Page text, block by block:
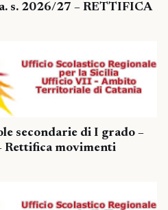
s. 2026/27 – RETTIFICA
secondarie di I grado –
Rettifica movimenti